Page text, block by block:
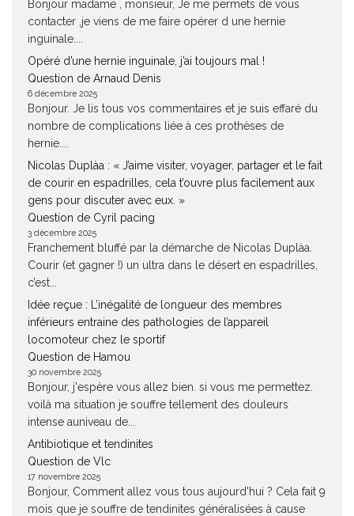
Bonjour madame , monsieur, Je me permets de vous
contacter ,je viens de me faire opérer d une hernie
inguinale....
Opéré d’une hernie inguinale, j’ai toujours mal !
Question de Arnaud Denis
6 décembre 2025
Bonjour. Je lis tous vos commentaires et je suis effaré du
nombre de complications liée à ces prothèses de
hernie....
Nicolas Duplàa : « J’aime visiter, voyager, partager et le fait
de courir en espadrilles, cela t’ouvre plus facilement aux
gens pour discuter avec eux. »
Question de Cyril pacing
3 décembre 2025
Franchement bluffé par la démarche de Nicolas Duplàa.
Courir (et gagner !) un ultra dans le désert en espadrilles,
c’est...
Idée reçue : L’inégalité de longueur des membres
inférieurs entraine des pathologies de l’appareil
locomoteur chez le sportif
Question de Hamou
30 novembre 2025
Bonjour, j'espère vous allez bien. si vous me permettez.
voilà ma situation je souffre tellement des douleurs
intense auniveau de...
Antibiotique et tendinites
Question de Vlc
17 novembre 2025
Bonjour, Comment allez vous tous aujourd'hui ? Cela fait 9
mois que je souffre de tendinites généralisées à cause